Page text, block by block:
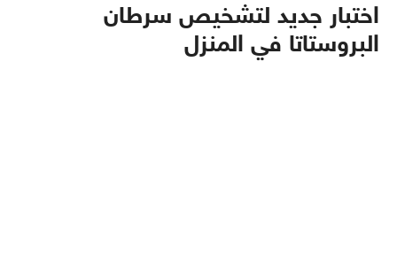
اختبار جديد لتشخيص سرطان
البروستاتا في المنزل